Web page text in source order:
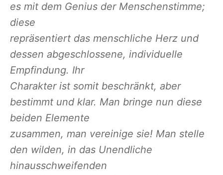
es mit dem Genius der Menschenstimme;
diese
repräsentiert das menschliche Herz und
dessen abgeschlossene, individuelle
Empfindung. Ihr
Charakter ist somit beschränkt, aber
bestimmt und klar. Man bringe nun diese
beiden Elemente
zusammen, man vereinige sie! Man stelle
den wilden, in das Unendliche
hinausschweifenden